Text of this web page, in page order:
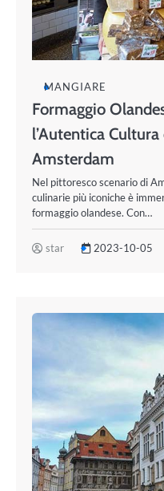
MANGIARE
Formaggio
l’Autentica
Amsterdam
Nel pittoresco scenario di
culinarie più iconiche è
formaggio olandese. Con…
star 2023-10-05